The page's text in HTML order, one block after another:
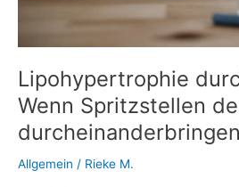
Lipohypertrophie
Wenn Spritzstellen
durcheinanderbringen
Allgemein / Rieke M.